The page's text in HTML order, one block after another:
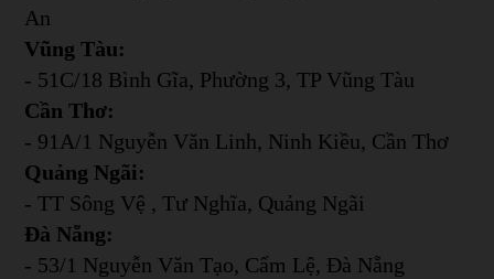
An
Vũng Tàu:
- 51C/18 Bình Gĩa, Phường 3, TP Vũng Tàu
Cần Thơ:
- 91A/1 Nguyễn Văn Linh, Ninh Kiều, Cần Thơ
Quảng Ngãi:
- TT Sông Vệ , Tư Nghĩa, Quảng Ngãi
Đà Nẵng:
- 53/1 Nguyễn Văn Tạo, Cẩm Lệ, Đà Nẵng